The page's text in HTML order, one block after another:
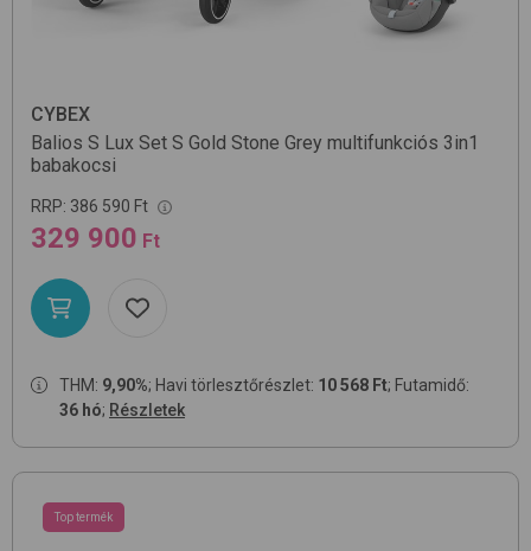
CYBEX
Balios S Lux Set S Gold Stone Grey multifunkciós 3in1
babakocsi
RRP: 386 590 Ft
329 900 Ft
THM: 9,90%; Havi törlesztőrészlet: 10 568 Ft; Futamidő:
36 hó; Részletek
Top termék